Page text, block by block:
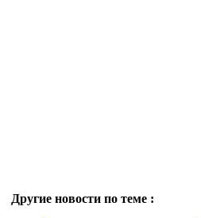
Другие новости по теме :